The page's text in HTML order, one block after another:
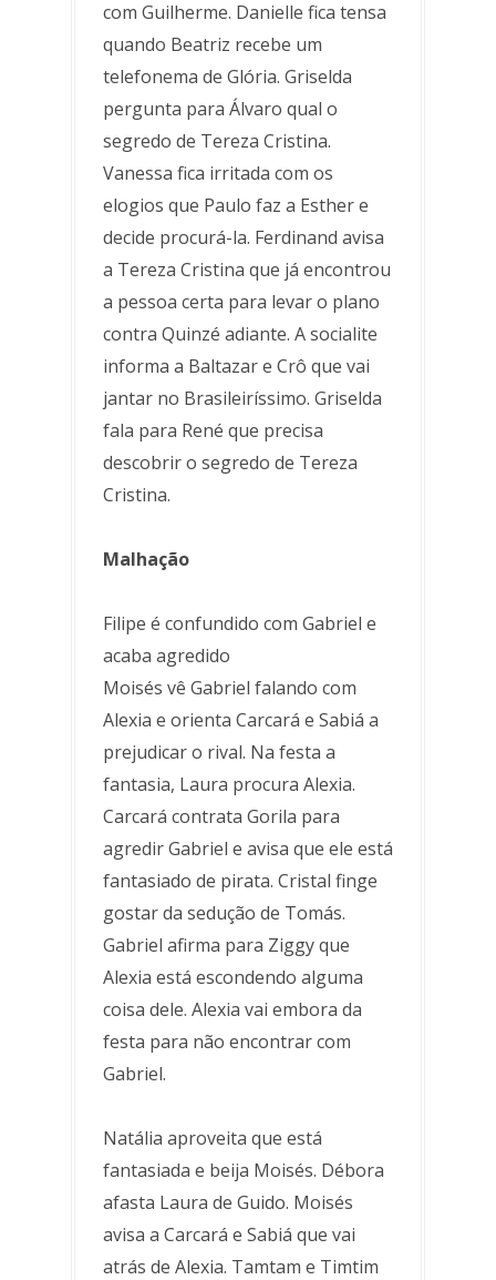
com Guilherme. Danielle fica tensa
quando Beatriz recebe um
telefonema de Glória. Griselda
pergunta para Álvaro qual o
segredo de Tereza Cristina.
Vanessa fica irritada com os
elogios que Paulo faz a Esther e
decide procurá-la. Ferdinand avisa
a Tereza Cristina que já encontrou
a pessoa certa para levar o plano
contra Quinzé adiante. A socialite
informa a Baltazar e Crô que vai
jantar no Brasileiríssimo. Griselda
fala para René que precisa
descobrir o segredo de Tereza
Cristina.
Malhação
Filipe é confundido com Gabriel e
acaba agredido
Moisés vê Gabriel falando com
Alexia e orienta Carcará e Sabiá a
prejudicar o rival. Na festa a
fantasia, Laura procura Alexia.
Carcará contrata Gorila para
agredir Gabriel e avisa que ele está
fantasiado de pirata. Cristal finge
gostar da sedução de Tomás.
Gabriel afirma para Ziggy que
Alexia está escondendo alguma
coisa dele. Alexia vai embora da
festa para não encontrar com
Gabriel.
Natália aproveita que está
fantasiada e beija Moisés. Débora
afasta Laura de Guido. Moisés
avisa a Carcará e Sabiá que vai
atrás de Alexia. Tamtam e Timtim